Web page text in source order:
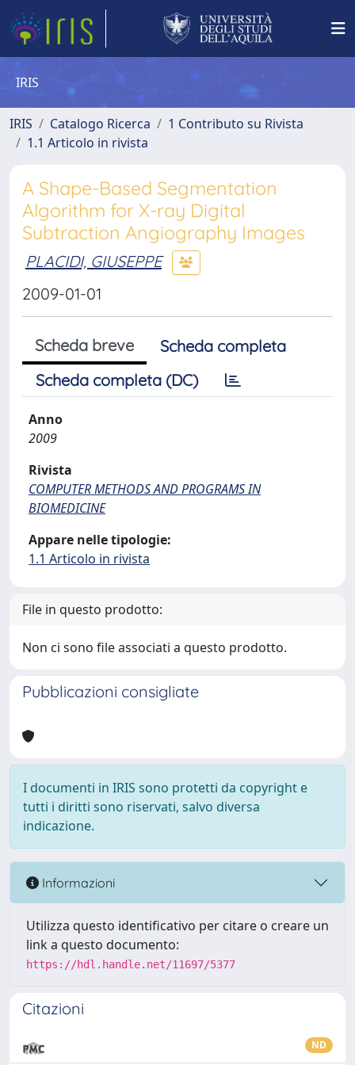
IRIS
IRIS Catalogo Ricerca
1 Contributo su Rivista
1.1 Articolo in rivista
A Shape-Based Segmentation
Algorithm for X-ray Digital
Subtraction Angiography Images
PLACIDI, GIUSEPPE
2009-01-01
Scheda breve
Scheda completa
Scheda completa (DC)
Anno
2009
Rivista
COMPUTER METHODS AND PROGRAMS IN
BIOMEDICINE
Appare nelle tipologie:
1.1 Articolo in rivista
File in questo prodotto:
Non ci sono file associati a questo prodotto.
Pubblicazioni consigliate
I documenti in IRIS sono protetti da copyright e
tutti i diritti sono riservati, salvo diversa
indicazione.
Informazioni
Utilizza questo identificativo per citare o creare un
link a questo documento:
https://hdl.handle.net/11697/5377
Citazioni
ND